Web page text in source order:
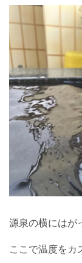
源泉の横にはが
ここで温度をカ